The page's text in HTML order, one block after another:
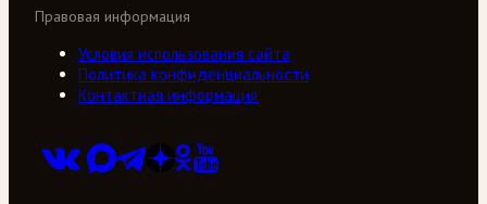
Правовая информация
Условия использования сайта
Политика конфиденциальности
Контактная информация